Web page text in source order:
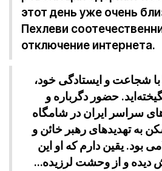
этот день уже очень
Пехлеви
отключение интернета.
شجاعت و ایستادگی خود،
حضور دگرباره و
سراسر ایران در شامگاه
به تهدیدهای رهبر خائن و
بود. یقین دارم که او این
دیده و از وحشت لرزیده…